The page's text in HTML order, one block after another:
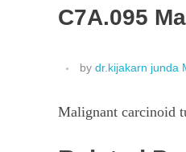
C7A.095
by dr.kijakarn junda
Malignant carcinoid